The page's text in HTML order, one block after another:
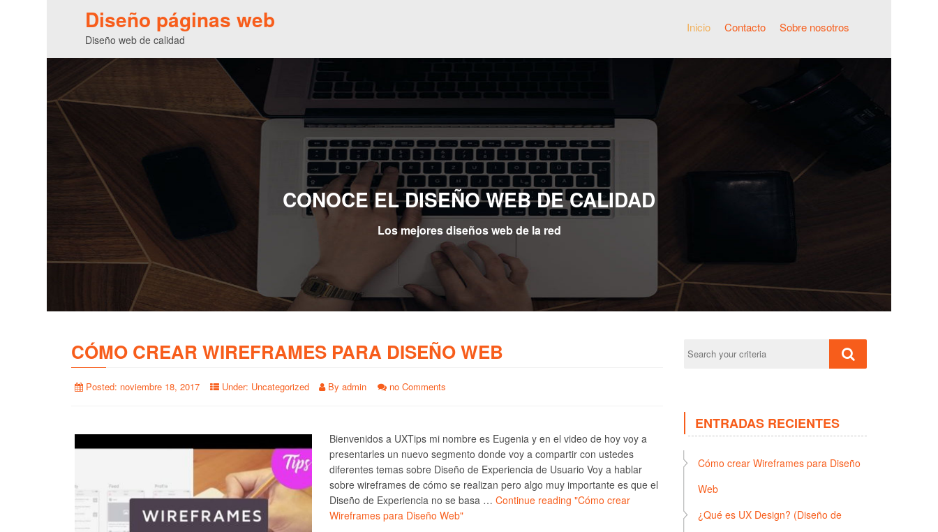
Diseño páginas web
Diseño web de calidad
Inicio Contacto Sobre nosotros
CONOCE EL DISEÑO WEB DE CALIDAD
Los mejores diseños web de la red
CÓMO CREAR WIREFRAMES PARA DISEÑO WEB
Posted: noviembre 18, 2017 Under: Uncategorized By admin no Comments
Bienvenidos a UXTips mi nombre es Eugenia y en el video de hoy voy a
presentarles un nuevo segmento donde voy a compartir con ustedes
diferentes temas sobre Diseño de Experiencia de Usuario Voy a hablar
sobre wireframes de cómo se realizan pero algo muy importante es que el
Diseño de Experiencia no se basa … Continue reading "Cómo crear
Wireframes para Diseño Web"
ENTRADAS RECIENTES
Cómo crear Wireframes para Diseño
Web
¿Qué es UX Design? (Diseño de